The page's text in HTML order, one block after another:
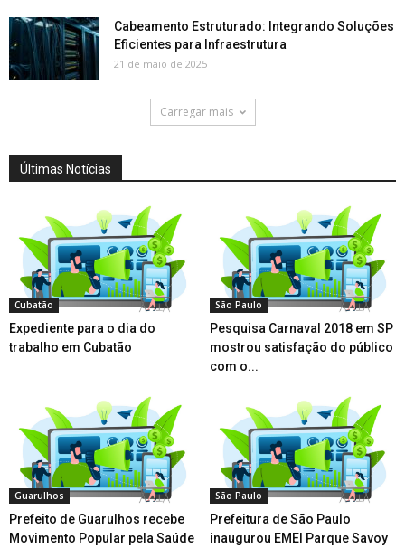
Cabeamento Estruturado: Integrando Soluções
Eficientes para Infraestrutura
21 de maio de 2025
Carregar mais
Últimas Notícias
Cubatão
Expediente para o dia do
trabalho em Cubatão
São Paulo
Pesquisa Carnaval 2018 em SP
mostrou satisfação do público
com o...
Guarulhos
Prefeito de Guarulhos recebe
Movimento Popular pela Saúde
São Paulo
Prefeitura de São Paulo
inaugurou EMEI Parque Savoy